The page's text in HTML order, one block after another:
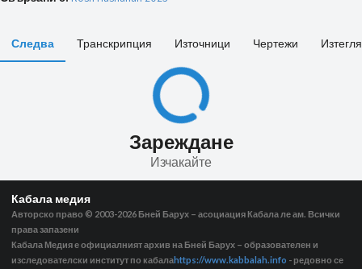
Следва Транскрипция Източници Чертежи
Зареждане
Изчакайте
Кабала медия
Авторско право © 2003-2026 Бней Барух – асоциация Кабала ле ам. Всички
права запазени
Кабала Медия е официалният архив на Бней Барух – образователен и
изследователски институт по кабалаhttps://www.kabbalah.info - редовно се